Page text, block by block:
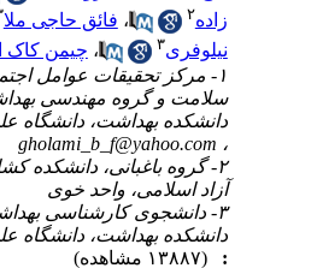
زاده
،فائق حاجی ملا ۳
نیلوفری
،چیمن کاک
۱- مرکز تحقیقات عوامل
سلامت و گروه مهندسی
دانشکده بهداشت، دانشگاه
gholami_b_f@yahoo.com
۲- گروه باغبانی، دانشکده
آزاد اسلامی، واحد خوی
۳- دانشجوی کارشناسی
دانشکده بهداشت، دانشگاه